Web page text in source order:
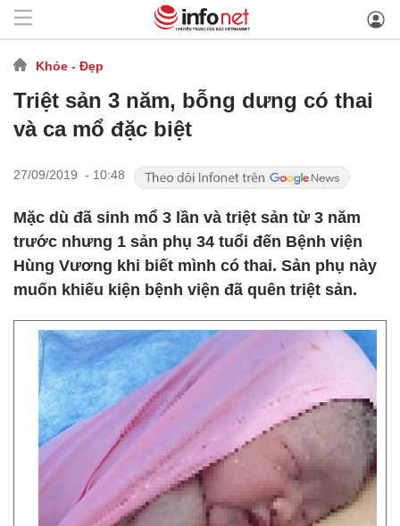
Khỏe - Đẹp
Triệt sản 3 năm, bỗng dưng có thai
và ca mổ đặc biệt
27/09/2019 - 10:48
Mặc dù đã sinh mổ 3 lần và triệt sản từ 3 năm
trước nhưng 1 sản phụ 34 tuổi đến Bệnh viện
Hùng Vương khi biết mình có thai. Sản phụ này
muốn khiếu kiện bệnh viện đã quên triệt sản.